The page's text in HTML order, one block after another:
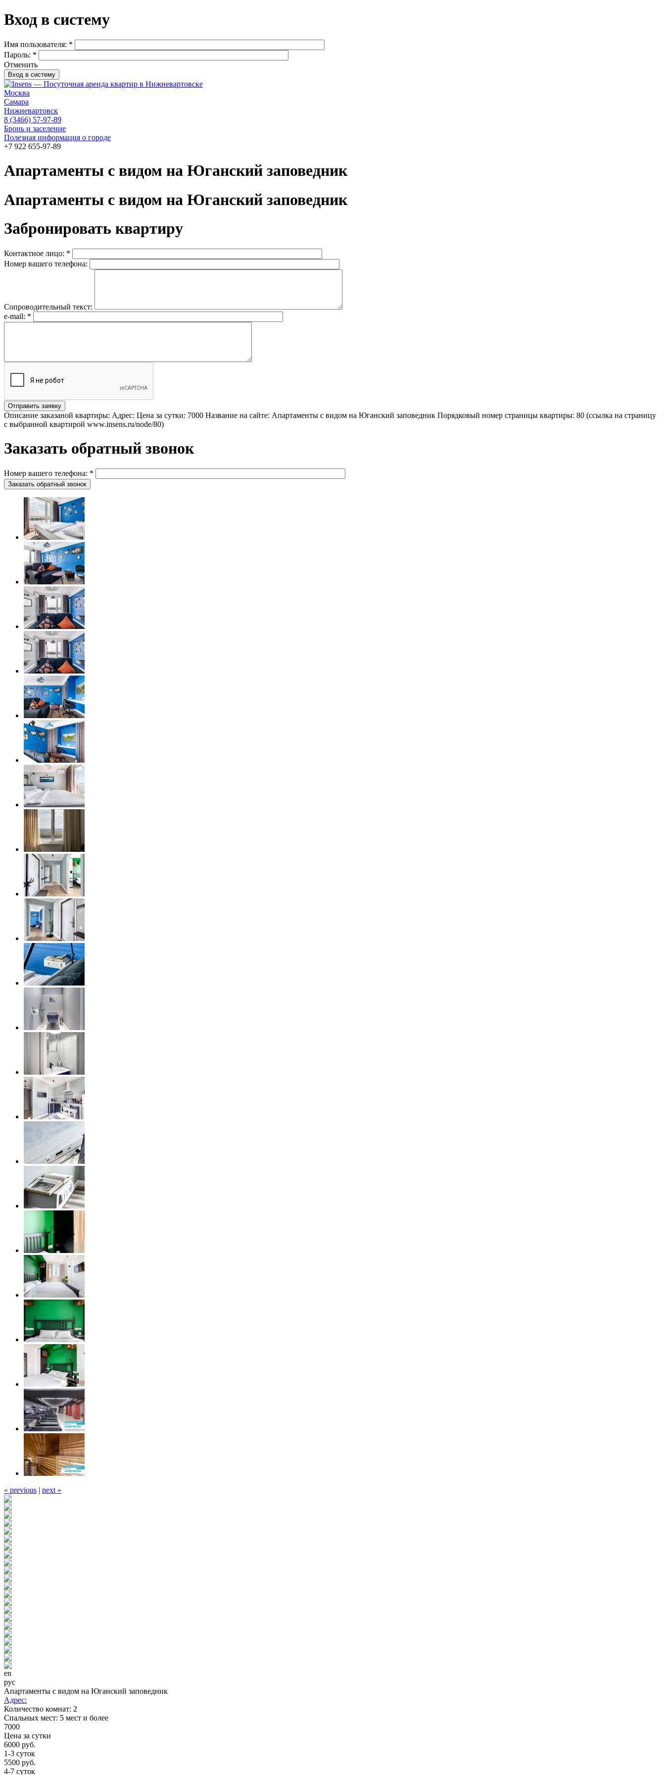
Вход в систему
Имя пользователя: *
Пароль: *
Отменить
Москва
Самара
Нижневартовск
8 (3466) 57-97-89
Бронь и заселение
Полезная информация о городе
+7 922 655-97-89
Апартаменты с видом на Юганский заповедник
Апартаменты с видом на Юганский заповедник
Забронировать квартиру
Контактное лицо: *
Номер вашего телефона:
Сопроводительный текст:
e-mail: *
Описание заказаной квартиры: Адрес: Цена за сутки: 7000 Название на сайте: Апартаменты с видом на Юганский заповедник Порядковый номер страницы квартиры: 80 (ссылка на страницу
с выбранной квартирой www.insens.ru/node/80)
Заказать обратный звонок
Номер вашего телефона: *
« previous | next »
en
рус
Апартаменты с видом на Юганский заповедник
Адрес:
Количество комнат: 2
Cпальных мест: 5 мест и более
7000
Цена за сутки
6000 руб.
1-3 суток
5500 руб.
4-7 суток